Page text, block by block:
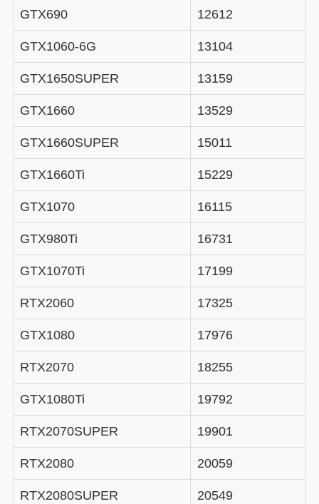
GTX690 12612
GTX1060-6G 13104
GTX1650SUPER 13159
GTX1660 13529
GTX1660SUPER 15011
GTX1660Ti 15229
GTX1070 16115
GTX980Ti 16731
GTX1070Ti 17199
RTX2060 17325
GTX1080 17976
RTX2070 18255
GTX1080Ti 19792
RTX2070SUPER 19901
RTX2080 20059
RTX2080SUPER 20549